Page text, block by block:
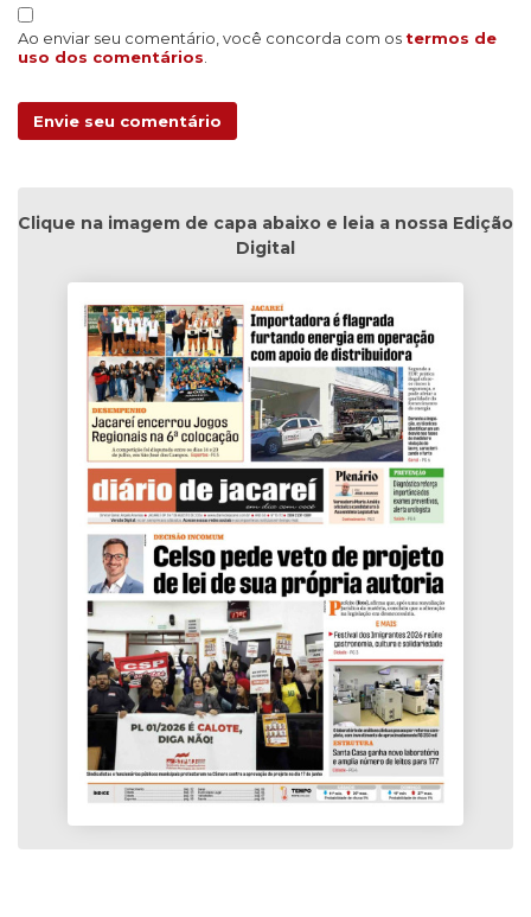
Ao enviar seu comentário, você concorda com os termos de
uso dos comentários
Envie seu comentário
Clique na imagem de capa abaixo e leia a nossa Edição
Digital